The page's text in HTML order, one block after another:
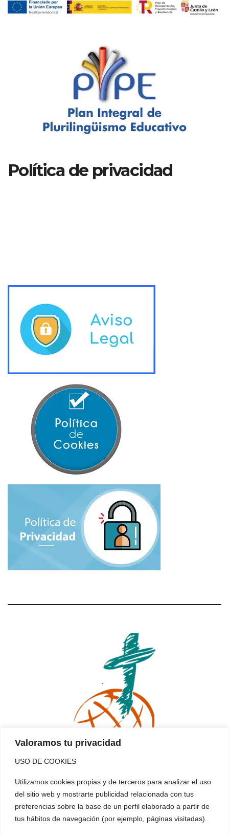
Valoramos tu privacidad
USO DE COOKIES
Utilizamos cookies propias y de terceros para analizar el uso
del sitio web y mostrarte publicidad relacionada con tus
preferencias sobre la base de un perfil elaborado a partir de
tus hábitos de navegación (por ejemplo, páginas visitadas).
Política de privacidad
La Inmaculada
Misioneras
Esta familia... es tu cole